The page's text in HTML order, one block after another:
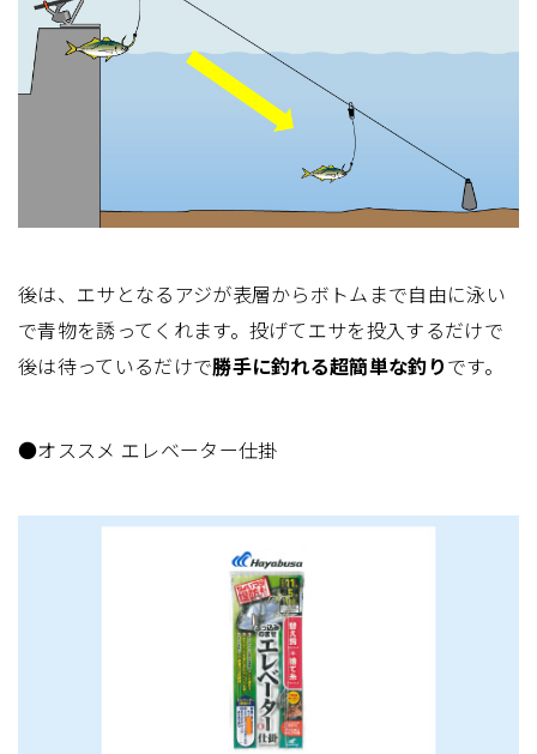
後は、エサとなるアジが表層からボトムまで自由に泳い
で青物を誘ってくれます。投げてエサを投入するだけで
後は待っているだけで勝手に釣れる超簡単な釣りです。
●オススメ エレベーター仕掛